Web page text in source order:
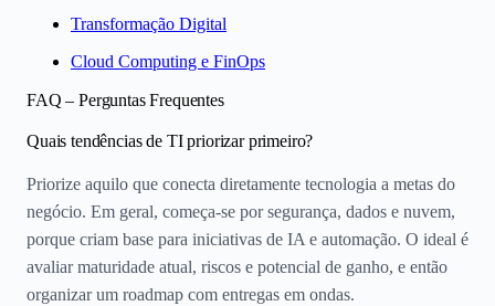
Transformação Digital
Cloud Computing e FinOps
FAQ – Perguntas Frequentes
Quais tendências de TI priorizar primeiro?
Priorize aquilo que conecta diretamente tecnologia a metas do
negócio. Em geral, começa-se por segurança, dados e nuvem,
porque criam base para iniciativas de IA e automação. O ideal é
avaliar maturidade atual, riscos e potencial de ganho, e então
organizar um roadmap com entregas em ondas.